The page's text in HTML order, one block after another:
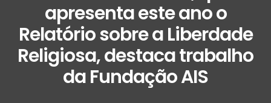
apresenta este ano o
Relatório sobre a Liberdade
Religiosa, destaca trabalho
da Fundação AIS